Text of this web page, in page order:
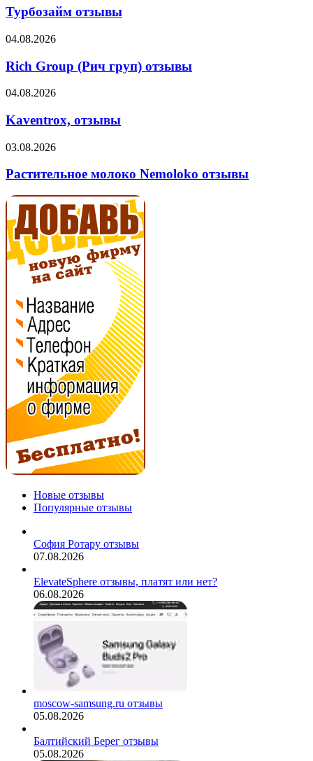
Турбозайм отзывы
Rich
(Рич
груп)
отзывы
04.08.2026
Rich Group (Рич груп) отзывы
Kaventrox,
04.08.2026
Kaventrox, отзывы
Растительное
Nemoloko
03.08.2026
Растительное молоко Nemoloko отзывы
Новые отзывы
Популярные отзывы
София Ротару отзывы
07.08.2026
ElevateSphere отзывы, платят или нет?
06.08.2026
moscow-samsung.ru отзывы
05.08.2026
Балтийский Берег отзывы
05.08.2026